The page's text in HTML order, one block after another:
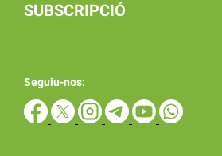
SUBSCRIPCIÓ
Seguiu-nos: